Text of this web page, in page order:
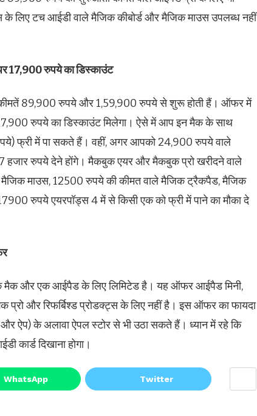
लिए टच आईडी वाले मैजिक कीबोर्ड और मैजिक माउस उपलब्ध नहीं
17,900 रुपये का डिस्काउंट
89,900 रुपये और 1,59,900 रुपये से शुरू होती हैं। ऑफर में
रुपये का डिस्काउंट मिलेगा। ऐसे में आप इन मैक के साथ
फ्री में पा सकते हैं। वहीं, अगर आपको 24,900 रुपये वाले
हजार रुपये देने होंगे। मैकबुक एयर और मैकबुक प्रो खरीदने वाले
माउस, 12500 रुपये की कीमत वाले मैजिक ट्रैकपैड, मैजिक
रुपये एयरपॉड्स 4 में से किसी एक को फ्री में पाने का मौका दे
और एक आईपैड के लिए लिमिटेड है। यह ऑफर आईपैड मिनी,
और रिफर्बिश्ड प्रोडक्ट्स के लिए नहीं है। इस ऑफर का फायदा
ऐप) के अलावा ऐपल स्टोर से भी उठा सकते हैं। ध्यान में रहे कि
दिखाना होगा।
WhatsApp Twitter